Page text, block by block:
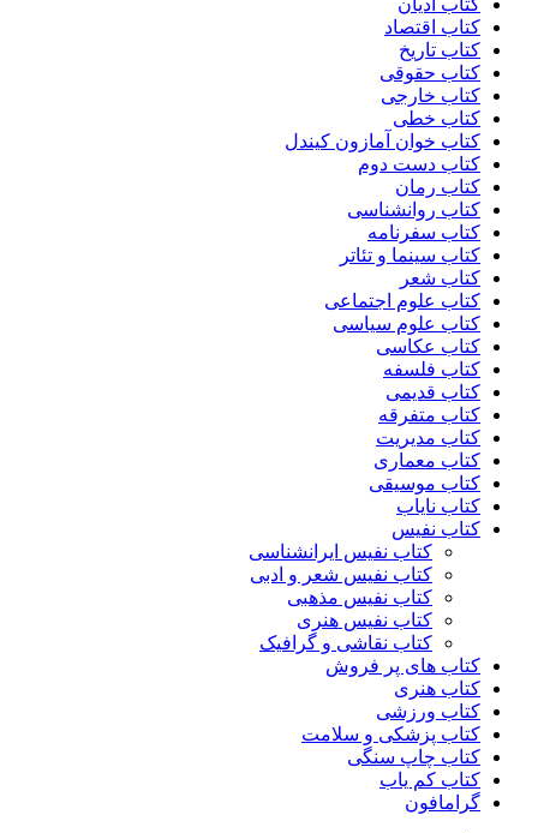
کتاب ادیان
کتاب اقتصاد
کتاب تاریخ
کتاب حقوقی
کتاب خارجی
کتاب خطی
کتاب خوان آمازون کیندل
کتاب دست دوم
کتاب رمان
کتاب روانشناسی
کتاب سفرنامه
کتاب سینما و تئاتر
کتاب شعر
کتاب علوم اجتماعی
کتاب علوم سیاسی
کتاب عکاسی
کتاب فلسفه
کتاب قدیمی
کتاب متفرقه
کتاب مدیریت
کتاب معماری
کتاب موسیقی
کتاب نایاب
کتاب نفیس
کتاب نفیس ایرانشناسی
کتاب نفیس شعر و ادبی
کتاب نفیس مذهبی
کتاب نفیس هنری
کتاب نقاشی و گرافیک
کتاب های پر فروش
کتاب هنری
کتاب ورزشی
کتاب پزشکی و سلامت
کتاب چاپ سنگی
کتاب کم یاب
گرامافون